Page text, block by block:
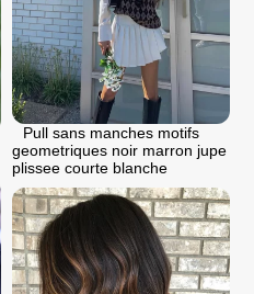
Pull sans manches motifs
geometriques noir marron jupe
plissee courte blanche